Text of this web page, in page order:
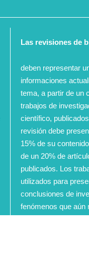
Las revisiones de
deben representar
informaciones
tema, a partir de un
trabajos de
científico,
revisión debe
15% de su
de un 20% de
publicados. Los
utilizados para
conclusiones de
fenómenos que aún